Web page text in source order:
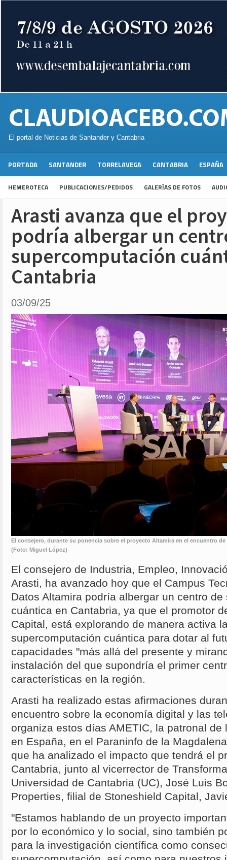
El portal de Noticias de Santander y Cantabria
PORTADA SANTANDER TORRELAVEGA CANTABRIA ESPAÑA
HEMEROTECA PUBLICACIONES/PEDIDOS GALERÍAS DE FOTOS
Arasti avanza que el
podría albergar un
supercomputación
Cantabria
03/09/25
El consejero, durante su ponencia sobre el proyecto Altamira en el encuentro de
(Foto: Miguel López)
El consejero de Industria, Empleo,
Arasti, ha avanzado hoy que el Campus
Datos Altamira podría albergar un centro
cuántica en Cantabria, ya que el promotor
Capital, está explorando de manera activa
supercomputación cuántica para dotar al
capacidades "más allá del presente y
instalación del que supondría el primer
características en la región.
Arasti ha realizado estas afirmaciones
encuentro sobre la economía digital y las
organiza estos días AMETIC, la patronal
en España, en el Paraninfo de la
que ha analizado el impacto que tendrá el
Cantabria, junto al vicerrector de
Universidad de Cantabria (UC), José Luis
Properties, filial de Stoneshield Capital,
"Estamos hablando de un proyecto
por lo económico y lo social, sino también
para la investigación científica como